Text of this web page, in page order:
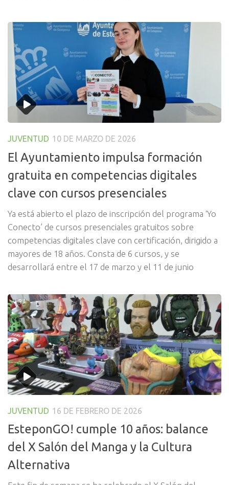
JUVENTUD 10 DE MARZO DE 2026
El Ayuntamiento impulsa formación
gratuita en competencias digitales
clave con cursos presenciales
Ya está abierto el plazo de inscripción del programa ‘Yo
Conecto’ de cursos presenciales gratuitos sobre
competencias digitales clave con certificación, dirigido a
mayores de 18 años. Consta de 6 cursos, y se
desarrollará entre el 17 de marzo y el 11 de junio
JUVENTUD 16 DE FEBRERO DE 2026
EsteponGO! cumple 10 años: balance
del X Salón del Manga y la Cultura
Alternativa